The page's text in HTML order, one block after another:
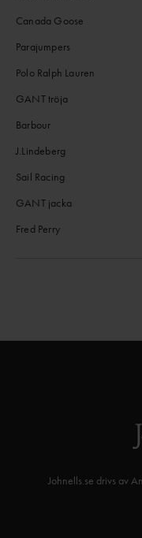
Canada Goose
Parajumpers
Polo Ralph Lauren
GANT tröja
Barbour
J.Lindeberg
Sail Racing
GANT jacka
Fred Perry
Johnells.se drivs av